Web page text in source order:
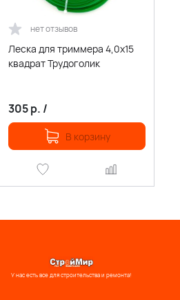
нет отзывов
Леска для триммера 4,0х15
квадрат Трудоголик
305р. /
В корзину
У нас есть все для строительства и ремонта!